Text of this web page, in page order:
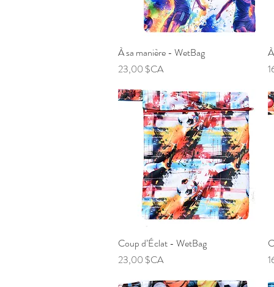
Aperçu rapide
À sa manière - WetBag
Prix
23,00 $CA
Aperçu rapide
Coup d’Éclat - WetBag
Prix
23,00 $CA